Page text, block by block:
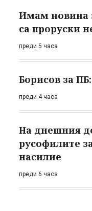
Имам новина
са проруски
преди 5 часа
Борисов за
преди 4 часа
На днешния
русофилите
насилие
преди 6 часа